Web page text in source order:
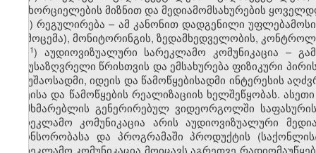
განხორციელების მიზნით და მედიამომსახურების
ძ) რეგულირება – ამ კანონით დადგენილი
(გამოცემა), მონიტორინგის, ზედამხედველობის,
1) აუდიოვიზუალური სარეკლამო კომუნიკაცია –
განუსაზღვრელი წრისთვის და ემსახურება ფიზიკური
სამუშაოსადმი, იდეის და წამოწყებისადმი ინტერესის
იდეისა და წამოწყების რეალიზაციის ხელშეწყობას.
მომხმარებლის გენერირებულ ვიდეორგოლში
სარეკლამო კომუნიკაცია არის აუდიოვიზუალური
სპონსორობასა და პროგრამაში პროდუქტის
სარეკლამო კომუნიკაცია მოიცავს აგრეთვე